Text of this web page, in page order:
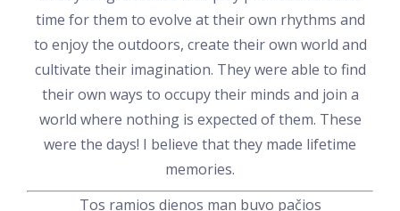
time for them to evolve at their own rhythms and
to enjoy the outdoors, create their own world and
cultivate their imagination. They were able to find
their own ways to occupy their minds and join a
world where nothing is expected of them. These
were the days! I believe that they made lifetime
memories.
Tos ramios dienos man buvo pačios